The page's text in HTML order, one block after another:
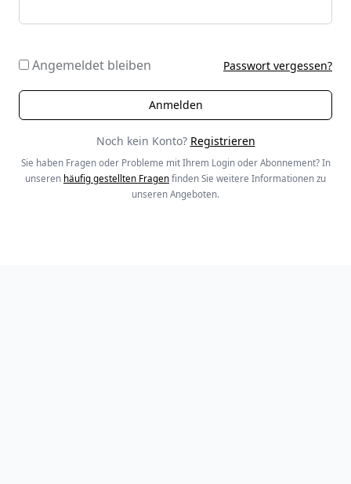
Angemeldet bleiben Passwort vergessen?
Noch kein Konto? Registrieren
Sie haben Fragen oder Probleme mit Ihrem Login oder Abonnement? In
unseren häufig gestellten Fragen finden Sie weitere Informationen zu
unseren Angeboten.